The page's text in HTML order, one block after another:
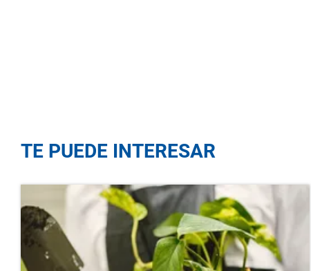
TE PUEDE INTERESAR